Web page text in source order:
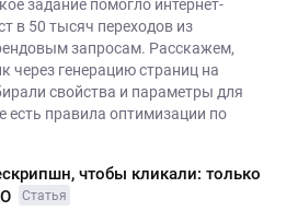
задание помогло интернет-
в 50 тысяч переходов из
запросам. Расскажем,
через генерацию страниц на
свойства и параметры для
есть правила оптимизации по
чтобы кликали: только
Статья